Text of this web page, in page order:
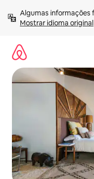
para
Mostrar idioma original